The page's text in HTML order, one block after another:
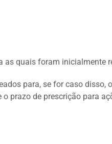
as quais foram inicialmente
para, se for caso disso,
prazo de prescrição para